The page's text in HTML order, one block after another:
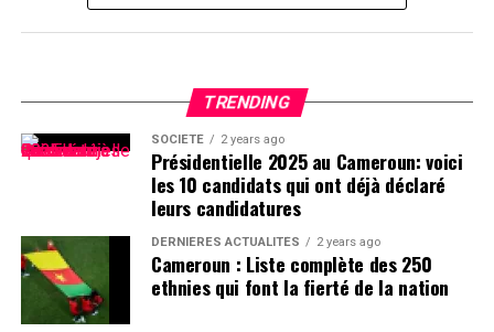
La notion de production commercialisée désigne les volumes
enregistrés dans les circuits officiels de commercialisation. Elle ne
récoltées dans les plantations, en raison notamment des stocks, des
décalages de vente ou d’éventuels flux échappant aux circuits suivis
par le régulateur.
Le plus faible volume en cinq campagnes
La campagne 2025-2026 s’est légalement déroulée du 1er août 2025
au 15 juillet 2026. Avec 247 914 tonnes commercialisées, elle affiche
le plus faible résultat des cinq dernières saisons.
TRENDING
SOCIÉTÉ 2 years ago
Présidentielle 2025 au Cameroun: voici
les 10 candidats qui ont déjà déclaré
leurs candidatures
DERNIÈRES ACTUALITÉS 2 years ago
Cameroun : Liste complète des 250
ethnies qui font la fierté de la nation